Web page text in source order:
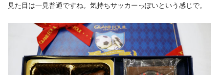
見た目は一見普通ですね。気持ちサッカーっぽいという感じで。